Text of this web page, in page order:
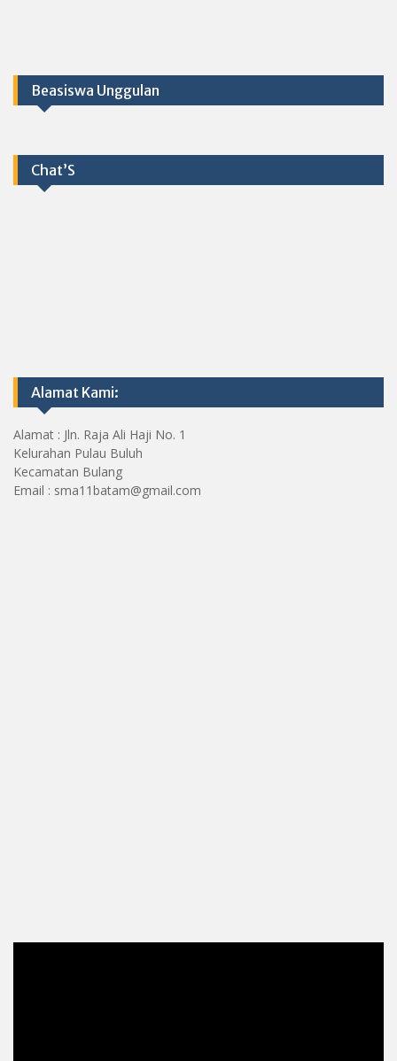
Beasiswa Unggulan
Chat’S
Alamat Kami:
Alamat : Jln. Raja Ali Haji No. 1
Kelurahan Pulau Buluh
Kecamatan Bulang
Email : sma11batam@gmail.com